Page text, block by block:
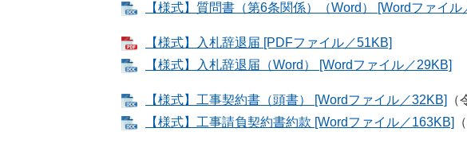
【様式】質問書（第6条関係）（Word） [Wordファイル
【様式】入札辞退届 [PDFファイル／51KB]
【様式】入札辞退届（Word） [Wordファイル／29KB]
【様式】工事契約書（頭書） [Wordファイル／32KB]
【様式】工事請負契約書約款 [Wordファイル／163KB]